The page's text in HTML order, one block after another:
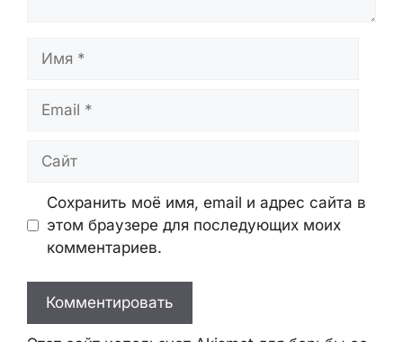
Сохранить моё имя, email и адрес сайта в
этом браузере для последующих моих
комментариев.